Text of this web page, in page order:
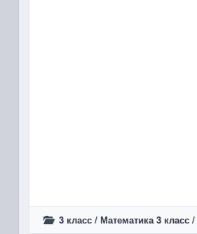
3 класс/ Математика 3 класс/